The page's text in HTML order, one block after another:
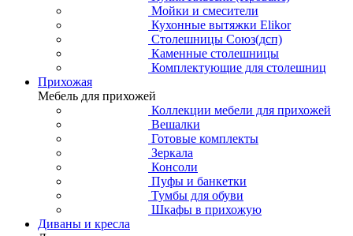
Мойки и смесители
Кухонные вытяжки Elikor
Столешницы Союз(дсп)
Каменные столешницы
Комплектующие для столешниц
Прихожая
Мебель для прихожей
Коллекции мебели для прихожей
Вешалки
Готовые комплекты
Зеркала
Консоли
Пуфы и банкетки
Тумбы для обуви
Шкафы в прихожую
Диваны и кресла